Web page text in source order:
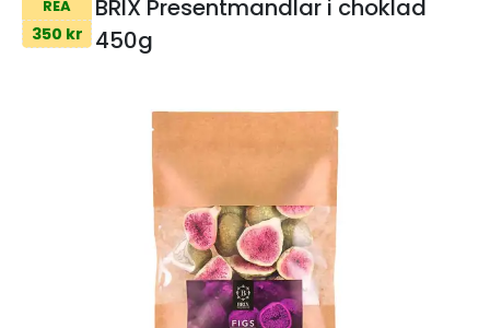
REA
350 kr
BRIX Presentmandlar i choklad
450g